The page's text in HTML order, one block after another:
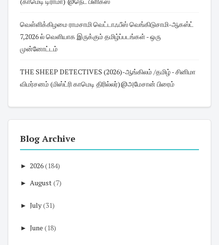
வெள்ளிக்கிழமை ராமசாமி வெட்டாஃபீஸ் வெங்கிடுசாமி-ஆகஸ்ட்
7,2026 ல் வெளியாக இருக்கும் தமிழ்ப்படங்கள் - ஒரு
முன்னோட்டம்
THE SHEEP DETECTIVES (2026)-ஆங்கிலம் /தமிழ் - சினிமா
விமர்சனம் (மிஸ்ட்ரி காமெடி திரில்லர்)@அமேசான் பிரைம்
Blog Archive
► 2026(184)
► August(7)
► July(31)
► June (18)